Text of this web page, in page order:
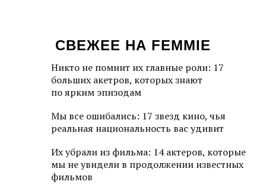
СВЕЖЕЕ НА FEMMIE
Никто не помнит их главные роли: 17
больших акетров, которых знают
по ярким эпизодам
Мы все ошибались: 17 звезд кино, чья
реальная национальность вас удивит
Их убрали из фильма: 14 актеров, которые
мы не увидели в продолжении известных
фильмов